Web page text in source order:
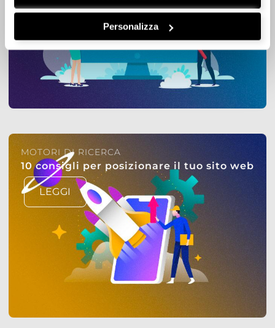
Personalizza
MOTORI DI RICERCA
10 consigli per posizionare il tuo sito web
LEGGI